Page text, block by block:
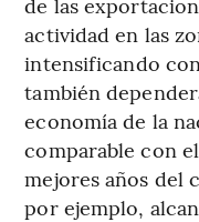
actividad en las
intensificando
también
economía de la
comparable con
mejores años del
por ejemplo,